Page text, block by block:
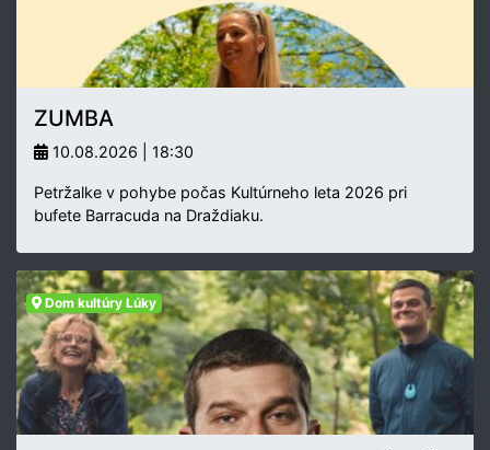
ZUMBA
10.08.2026 | 18:30
Petržalke v pohybe počas Kultúrneho leta 2026 pri
bufete Barracuda na Draždiaku.
Dom kultúry Lúky